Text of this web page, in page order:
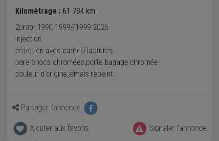
Kilométrage : 61 734 km
2propr:1990-1999//1999-2025
injection
entretien avec carnet/factures.
pare chocs chromées,porte bagage chromée
couleur d'origine,jamais repeint .
Partager l'annonce
Ajouter aux favoris
Signaler l'annonce